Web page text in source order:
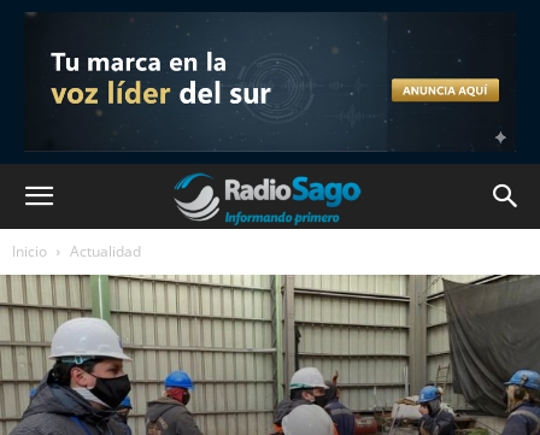
Inicio Actualidad